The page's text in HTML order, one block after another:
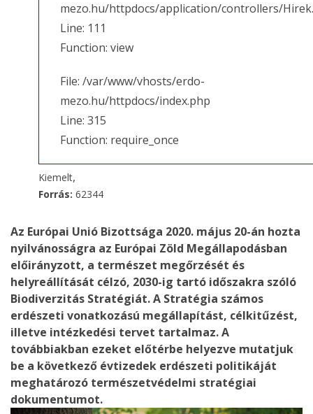
mezo.hu/httpdocs/application/controllers/
Line: 111
Function: view
File: /var/www/vhosts/erdo-
mezo.hu/httpdocs/index.php
Line: 315
Function: require_once
Kiemelt,
Forrás: 62344
Az Európai Unió Bizottsága 2020. május 20-án hozta
nyilvánosságra az Európai Zöld Megállapodásban
előirányzott, a természet megőrzését és
helyreállítását célzó, 2030-ig tartó időszakra szóló
Biodiverzitás Stratégiát. A Stratégia számos
erdészeti vonatkozású megállapítást, célkitűzést,
illetve intézkedési tervet tartalmaz. A
továbbiakban ezeket előtérbe helyezve mutatjuk
be a következő évtizedek erdészeti politikáját
meghatározó természetvédelmi stratégiai
dokumentumot.